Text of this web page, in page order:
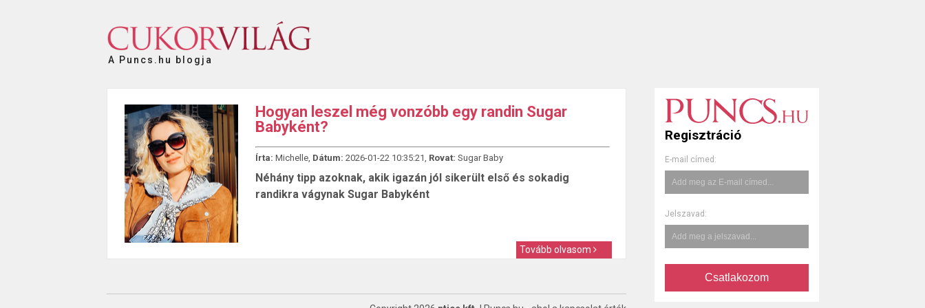
Regisztráció
E-mail címed:
Jelszavad:
Csatlakozom
A Puncs.hu blogja
Hogyan leszel még vonzóbb egy randin Sugar
Babyként?
Írta: Michelle, Dátum: 2026-01-22 10:35:21, Rovat: Sugar Baby
Néhány tipp azoknak, akik igazán jól sikerült első és sokadig
randikra vágynak Sugar Babyként
Tovább olvasom